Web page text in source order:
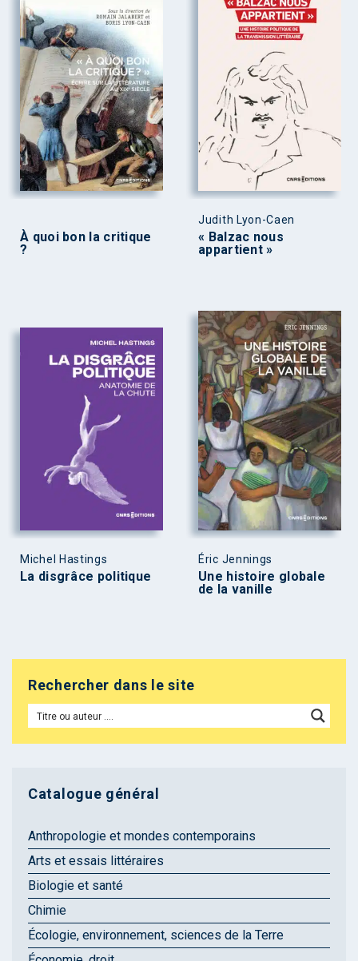
À quoi bon la critique
?
Judith Lyon-Caen
« Balzac nous
appartient »
Michel Hastings
La disgrâce politique
Éric Jennings
Une histoire globale
de la vanille
Rechercher dans le site
Catalogue général
Anthropologie et mondes contemporains
Arts et essais littéraires
Biologie et santé
Chimie
Écologie, environnement, sciences de la Terre